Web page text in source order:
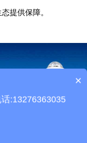
提供保障。
产品包含安装吗？
×
:13276363035